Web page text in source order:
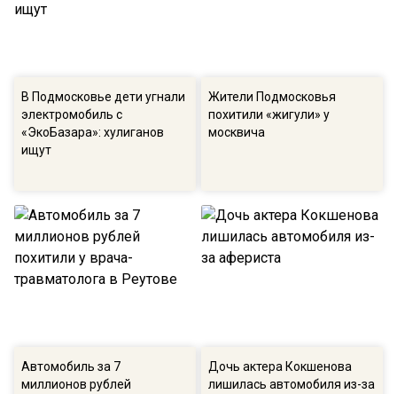
В Подмосковье дети угнали
электромобиль с
«ЭкоБазара»: хулиганов
ищут
Жители Подмосковья
похитили «жигули» у
москвича
Автомобиль за 7
миллионов рублей
Дочь актера Кокшенова
лишилась автомобиля из-за